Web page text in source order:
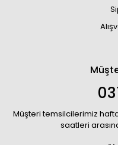
Müşteri temsilcilerimiz
saatleri